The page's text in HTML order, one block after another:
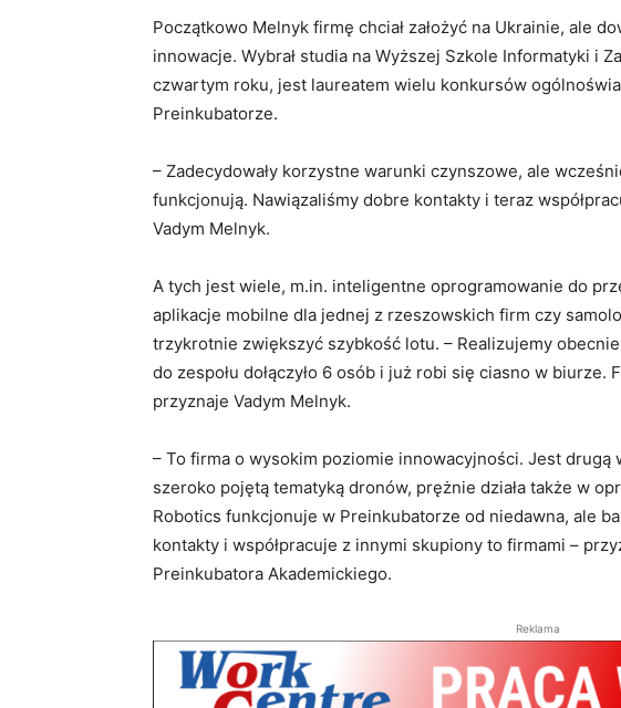
Początkowo Melnyk firmę chciał założyć na Ukrainie, ale
innowacje. Wybrał studia na Wyższej Szkole Informatyki i
czwartym roku, jest laureatem wielu konkursów
Preinkubatorze.
– Zadecydowały korzystne warunki czynszowe, ale
funkcjonują. Nawiązaliśmy dobre kontakty i teraz
Vadym Melnyk.
A tych jest wiele, m.in. inteligentne oprogramowanie do
aplikacje mobilne dla jednej z rzeszowskich firm czy
trzykrotnie zwiększyć szybkość lotu. – Realizujemy
do zespołu dołączyło 6 osób i już robi się ciasno w biurze.
przyznaje Vadym Melnyk.
– To firma o wysokim poziomie innowacyjności. Jest
szeroko pojętą tematyką dronów, prężnie działa także w
Robotics funkcjonuje w Preinkubatorze od niedawna, ale
kontakty i współpracuje z innymi skupiony to firmami –
Preinkubatora Akademickiego.
Reklama